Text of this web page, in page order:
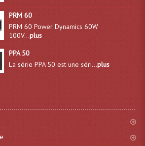
Effets Lumineux À Leds
Lumineux, Centre De Piste
Lumineux, Effets Disco
Consoles Éclairage DMX
PRM 60
PRM 60 Power Dynamics 60W
100V...plus
PPA 50
La série PPA 50 est une séri...plus